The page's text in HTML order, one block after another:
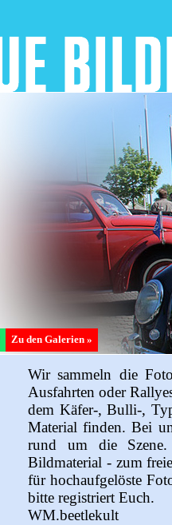
Zu den Galerien »
Wir sammeln die
Ausfahrten oder
dem Käfer-, Bulli-,
Material finden. Bei
rund um die
Bildmaterial - zum
für hochaufgelöste
bitte registriert Euch.
WM.beetlekult